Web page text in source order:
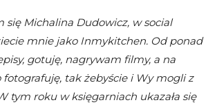
się Michalina Dudowicz, w social
mnie jako Inmykitchen. Od ponad
gotuję, nagrywam filmy, a na
fotografuję, tak żebyście i Wy mogli z
tym roku w księgarniach ukazała się